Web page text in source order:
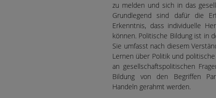
zu melden und sich in das
Grundlegend sind dafür die
Erkenntnis, dass individuelle
können. Politische Bildung ist in
Sie umfasst nach diesem
Lernen über Politik und
an gesellschaftspolitischen
Bildung von den Begriffen
Handeln gerahmt werden.